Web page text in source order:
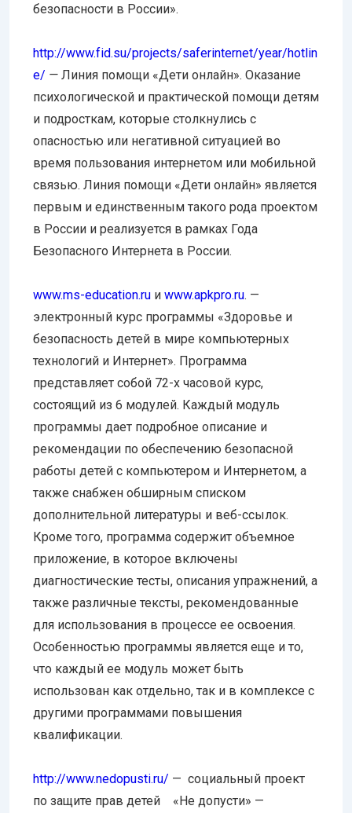
безопасности в России».
http://www.fid.su/projects/saferinternet/year/hotlin
e/ — Линия помощи «Дети онлайн». Оказание
психологической и практической помощи детям
и подросткам, которые столкнулись с
опасностью или негативной ситуацией во
время пользования интернетом или мобильной
связью. Линия помощи «Дети онлайн» является
первым и единственным такого рода проектом
в России и реализуется в рамках Года
Безопасного Интернета в России.
www.ms-education.ru и www.apkpro.ru. —
электронный курс программы «Здоровье и
безопасность детей в мире компьютерных
технологий и Интернет». Программа
представляет собой 72-х часовой курс,
состоящий из 6 модулей. Каждый модуль
программы дает подробное описание и
рекомендации по обеспечению безопасной
работы детей с компьютером и Интернетом, а
также снабжен обширным списком
дополнительной литературы и веб-ссылок.
Кроме того, программа содержит объемное
приложение, в которое включены
диагностические тесты, описания упражнений, а
также различные тексты, рекомендованные
для использования в процессе ее освоения.
Особенностью программы является еще и то,
что каждый ее модуль может быть
использован как отдельно, так и в комплексе с
другими программами повышения
квалификации.
http://www.nedopusti.ru/ — социальный проект
по защите прав детей «Не допусти» —